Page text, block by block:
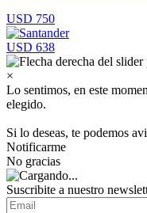
USD 750
USD 638
×
Lo sentimos, en este
elegido.
Si lo deseas, te podemos
Notificarme
No gracias
Suscribite a nuestro